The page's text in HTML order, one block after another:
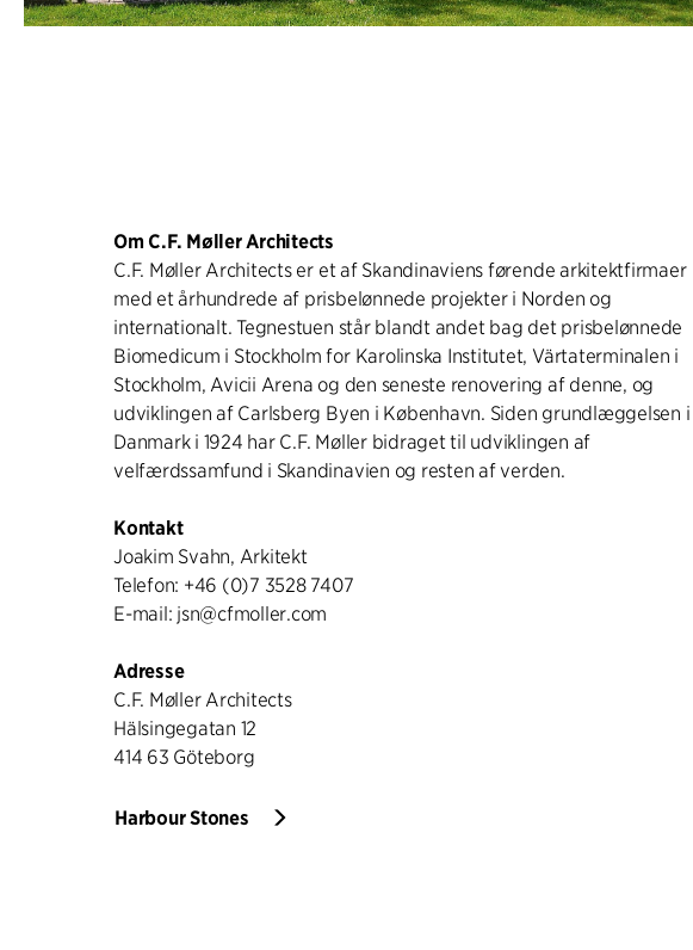
Om C.F. Møller Architects
C.F. Møller Architects er et af Skandinaviens førende arkitektfirmaer
med et århundrede af prisbelønnede projekter i Norden og
internationalt. Tegnestuen står blandt andet bag det prisbelønnede
Biomedicum i Stockholm for Karolinska Institutet, Värtaterminalen i
Stockholm, Avicii Arena og den seneste renovering af denne, og
udviklingen af Carlsberg Byen i København. Siden grundlæggelsen i
Danmark i 1924 har C.F. Møller bidraget til udviklingen af
velfærdssamfund i Skandinavien og resten af verden.
Kontakt
Joakim Svahn, Arkitekt
Telefon: +46 (0)7 3528 7407
E-mail: jsn@cfmoller.com
Adresse
C.F. Møller Architects
Hälsingegatan 12
414 63 Göteborg
Harbour Stones